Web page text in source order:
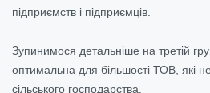
підприємств і підприємців.
Зупинимося детальніше на третій
оптимальна для більшості ТОВ, які
сільського господарства.